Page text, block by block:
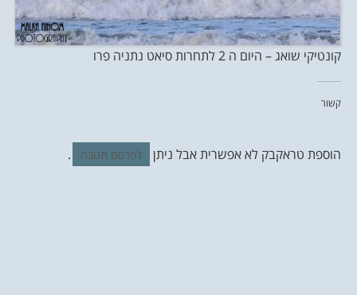
קונטיקי שואג – היום ה 2 לתחרות סיאט נתניה פרו
קשור
הוספת טראקבק לא אפשרית אבל ניתן לפרסם תגובה .